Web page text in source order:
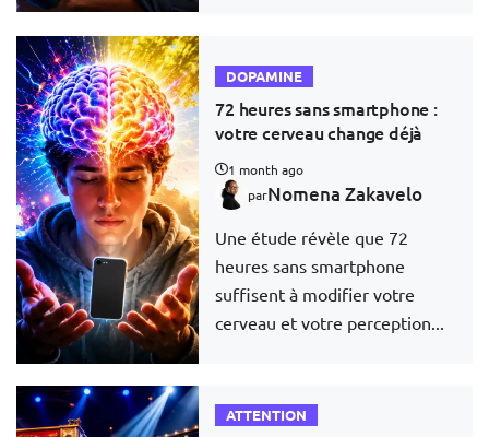
DOPAMINE
72 heures sans smartphone :
votre cerveau change déjà
1 month ago
parNomena Zakavelo
Une étude révèle que 72
heures sans smartphone
suffisent à modifier votre
cerveau et votre perception...
ATTENTION